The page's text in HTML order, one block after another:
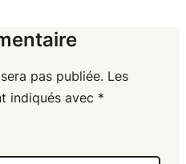
pas publiée. Les
indiqués avec *